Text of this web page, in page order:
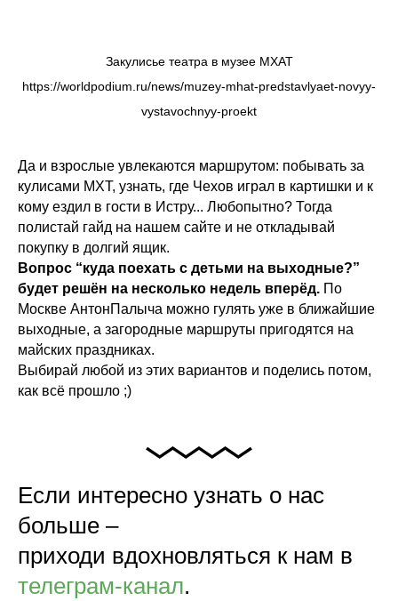
Закулисье театра в музее МХАТ
https://worldpodium.ru/news/muzey-mhat-predstavlyaet-novyy-
vystavochnyy-proekt
Да и взрослые увлекаются маршрутом: побывать за
кулисами МХТ, узнать, где Чехов играл в картишки и к
кому ездил в гости в Истру... Любопытно? Тогда
полистай гайд на нашем сайте и не откладывай
покупку в долгий ящик.
Вопрос “куда поехать с детьми на выходные?”
будет решён на несколько недель вперёд. По
Москве АнтонПалыча можно гулять уже в ближайшие
выходные, а загородные маршруты пригодятся на
майских праздниках.
Выбирай любой из этих вариантов и поделись потом,
как всё прошло ;)
Если интересно узнать о нас
больше –
приходи вдохновляться к нам в
телеграм-канал.